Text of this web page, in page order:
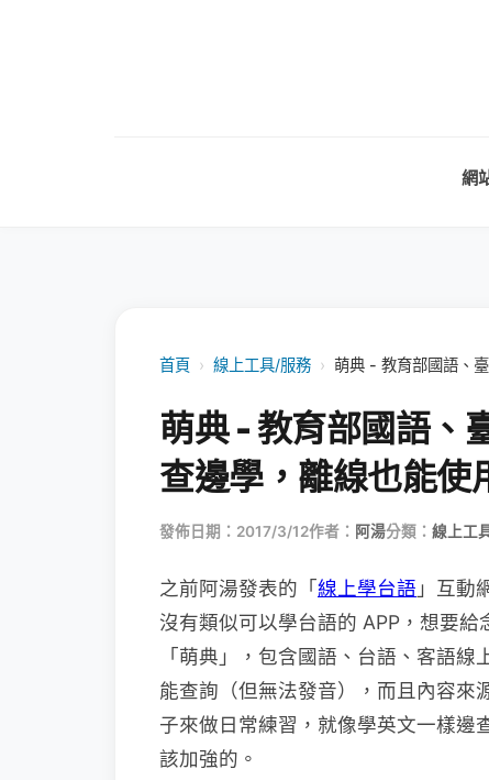
網
首頁 › 線上工具/服務 › 萌典 - 教育部國語、
萌典 - 教育部國語、
查邊學，離線也能使
發佈日期：2017/3/12作者： 阿湯分類： 線上工
之前阿湯發表的「線上學台語 」互動
沒有類似可以學台語的 APP，想要
「萌典」，包含國語、台語、客語
能查詢（但無法發音），而且內容來
子來做日常練習，就像學英文一樣邊
該加強的。